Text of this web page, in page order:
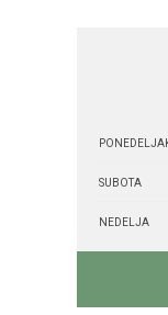
SUBOTA
NEDELJA